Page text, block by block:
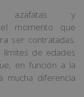
azafatas y
momento que
ser contratadas.
límites de edades
en función a la
mucha diferencia